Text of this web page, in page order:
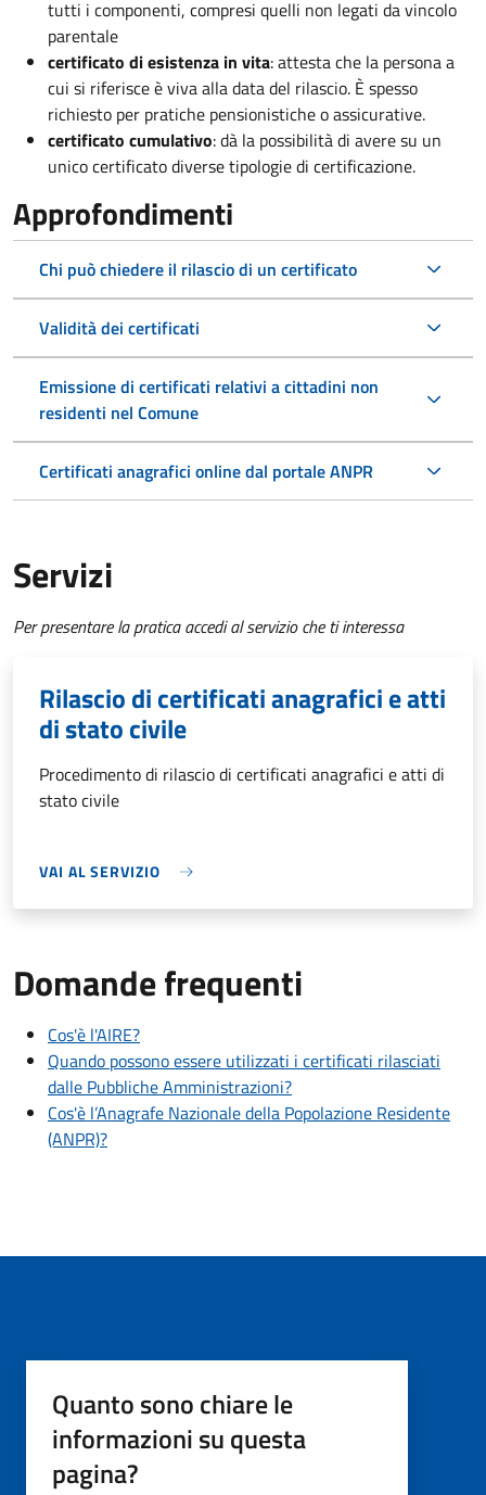
tutti i componenti, compresi quelli non legati da vincolo
parentale
certificato di esistenza in vita: attesta che la persona a
cui si riferisce è viva alla data del rilascio. È spesso
richiesto per pratiche pensionistiche o assicurative.
certificato cumulativo: dà la possibilità di avere su un
unico certificato diverse tipologie di certificazione.
Approfondimenti
Chi può chiedere il rilascio di un certificato
Validità dei certificati
Emissione di certificati relativi a cittadini non
residenti nel Comune
Certificati anagrafici online dal portale ANPR
Servizi
Per presentare la pratica accedi al servizio che ti interessa
Rilascio di certificati anagrafici e atti
di stato civile
Procedimento di rilascio di certificati anagrafici e atti di
stato civile
VAI AL SERVIZIO
Domande frequenti
Cos'è l'AIRE?
Quando possono essere utilizzati i certificati rilasciati
dalle Pubbliche Amministrazioni?
Cos'è l’Anagrafe Nazionale della Popolazione Residente
(ANPR)?
Quanto sono chiare le
informazioni su questa
pagina?